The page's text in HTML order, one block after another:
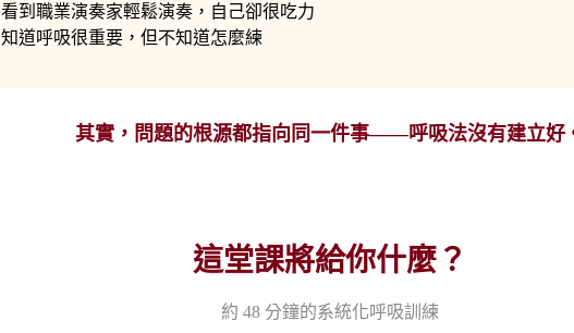
看到職業演奏家輕鬆演奏，自己卻很吃力
知道呼吸很重要，但不知道怎麼練
其實，問題的根源都指向同一件事——呼吸法沒有建立好
這堂課將給你什麼？
約 48 分鐘的系統化呼吸訓練